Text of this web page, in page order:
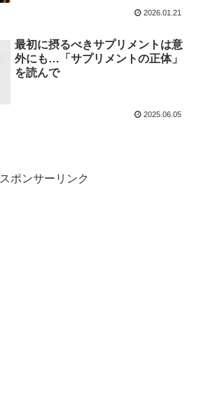
2026.01.21
最初に摂るべきサプリメントは意
外にも…「サプリメントの正体」
を読んで
2025.06.05
スポンサーリンク